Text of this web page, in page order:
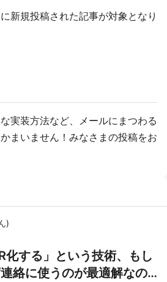
新規投稿された記事が対象となり
実装方法など、メールにまつわる
まいません！みなさまの投稿をお
)
化する」という技術、もし
絡に使うのが最適解なの